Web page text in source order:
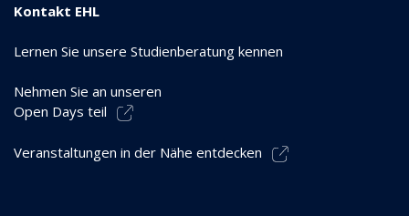
Kontakt EHL
Lernen Sie unsere Studienberatung kennen
Nehmen Sie an unseren
Open Days teil
Veranstaltungen in der Nähe entdecken